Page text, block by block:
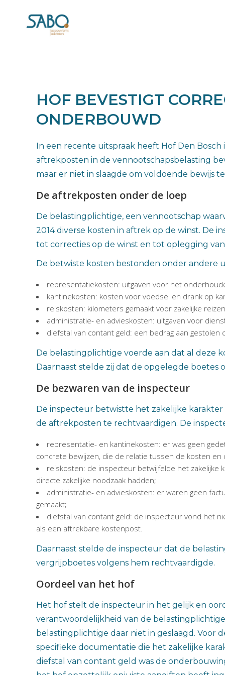
HOF BEVESTIGT
ONDERBOUWD
In een recente uitspraak heeft Hof Den
aftrekposten in de vennootschapsbelasting
maar er niet in slaagde om voldoende bewijs
De aftrekposten onder de loep
De belastingplichtige, een vennootschap
2014 diverse kosten in aftrek op de winst. De
tot correcties op de winst en tot oplegging
De betwiste kosten bestonden onder andere
representatiekosten: uitgaven voor het
kantinekosten: kosten voor voedsel en drank op
reiskosten: kilometers gemaakt voor zakelijke
administratie- en advieskosten: uitgaven voor
diefstal van contant geld: een bedrag aan gestolen
De belastingplichtige voerde aan dat al deze
Daarnaast stelde zij dat de opgelegde boetes
De bezwaren van de inspecteur
De inspecteur betwistte het zakelijke
de aftrekposten te rechtvaardigen. De
representatie- en kantinekosten: er was geen
concrete bewijzen, die de relatie tussen de kosten
reiskosten: de inspecteur betwijfelde het zakelijke
directe zakelijke noodzaak hadden;
administratie- en advieskosten: er waren geen
gemaakt;
diefstal van contant geld: de inspecteur vond het
als een aftrekbare kostenpost.
Daarnaast stelde de inspecteur dat de
vergrijpboetes volgens hem rechtvaardigde.
Oordeel van het hof
Het hof stelt de inspecteur in het gelijk en
verantwoordelijkheid van de
belastingplichtige daar niet in geslaagd. Voor
specifieke documentatie die het zakelijke
diefstal van contant geld was de